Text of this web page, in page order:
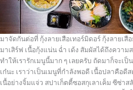
มาจัดกันต่อที่ กุ้งลายเสือเทอร์มิดอร์ กุ้งลายเสื
มาเสิร์ฟ เนื้อกุ้งแน่น ฉ่ำ เด้ง สัมผัสได้ถึงคว
ทำให้เรารักเมนูนี้มาก ๆ เลยครับ ถัดมาก็จะเ
เก๋นะ เราว่าเป็นเมนูที่กำลังพอดี เนื้อปลาคือ
เนื้อย่างจิ้มแจ่ว สปาเก็ตตี้ซอสกุเลาเค็ม ซีซ่า